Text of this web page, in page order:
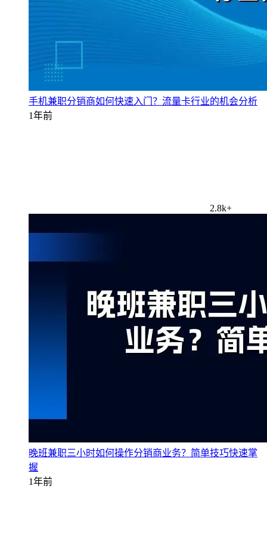
手机兼职分销商如何快速入门？流量卡行业的机会分析
1年前
2.8k+
晚班兼职三小时如何操作分销商业务？简单技巧快速掌
握
1年前